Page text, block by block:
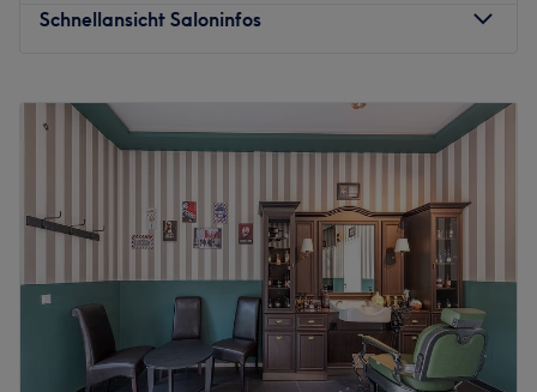
Schnellansicht Saloninfos
Dienstag
10:00
20:00
Mittwoch
–20:00
20:00
Samstag
10:00
20:00
Geschlossen
Cheick‘s Hair in Frankfurt am Main ist ein Ort, an dem
jedes Detail zählt. Hier werden Looks kreiert, die die
natürliche Schönheit und Individualität der Kund:innen